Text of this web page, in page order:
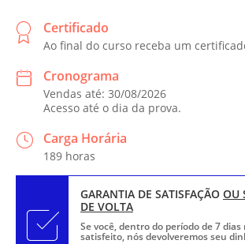
Certificado
Ao final do curso receba um
Cronograma
Vendas até: 30/08/2026
Acesso até o dia da prova.
Carga Horária
189 horas
GARANTIA DE SATISFAÇÃO OU
DE VOLTA
Se você, dentro do período de 7
satisfeito, nós devolveremos seu